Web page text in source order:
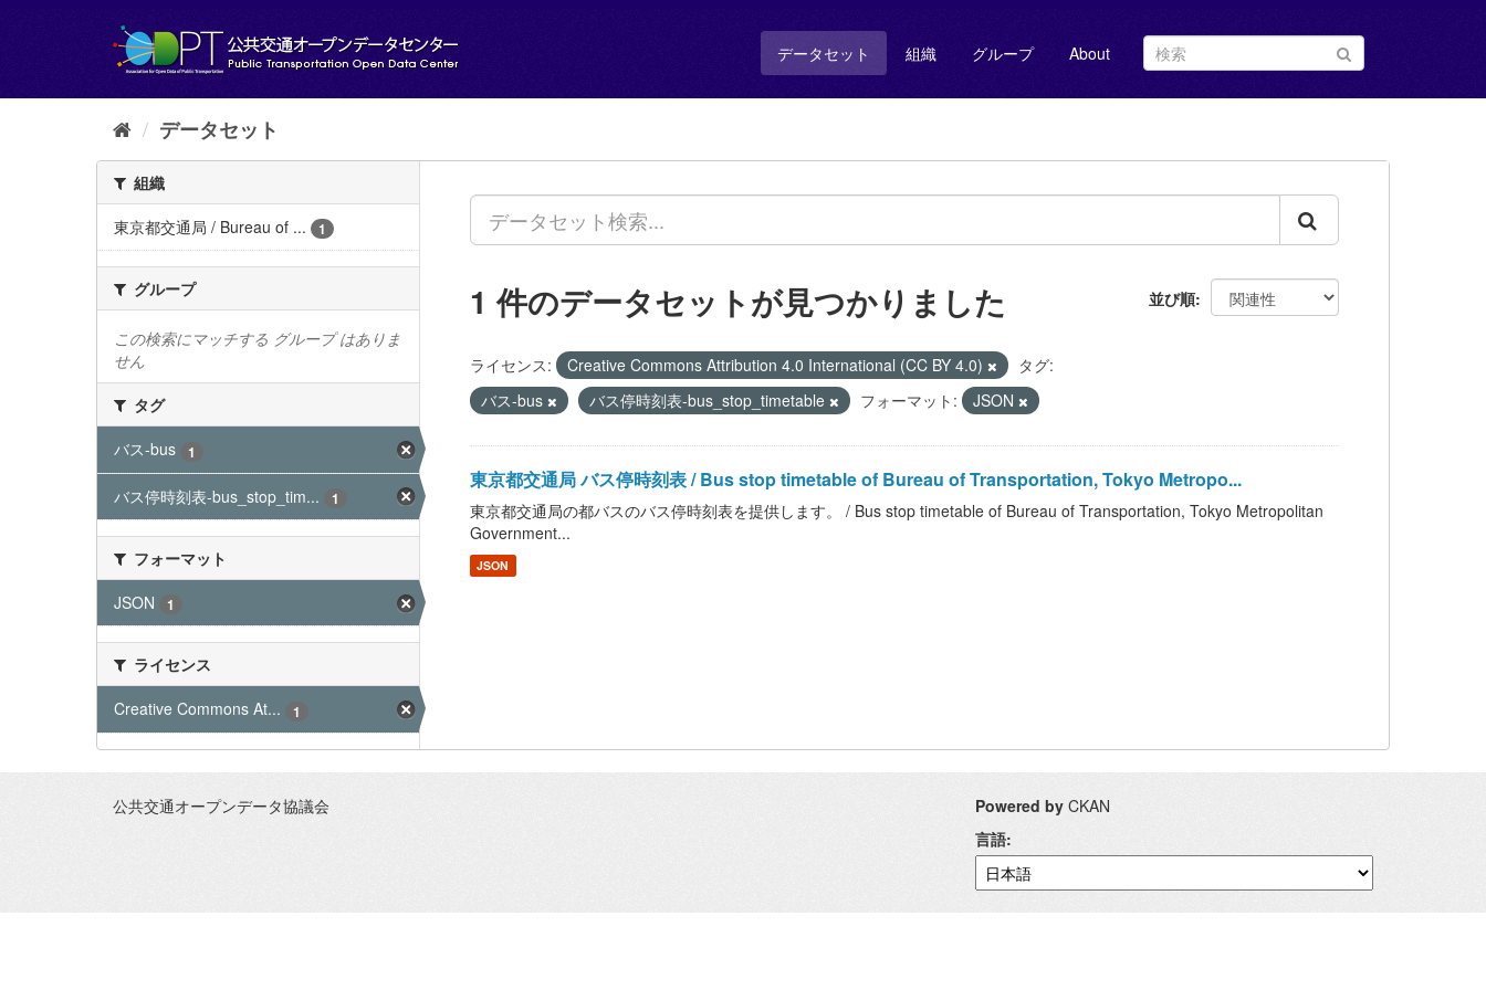
し
データセット 組織 グループ About
データセット
組織
東京都交通局 / Bureau of ...
1
グループ
この検索にマッチする グループ はありま
せん
タグ
バス-bus
1
バス停時刻表-bus_stop_tim... 1
フォーマット
JSON
1
ライセンス
Creative Commons At...
1
並び順
1 件のデータセットが見つかりました
ライセンス: Creative Commons Attribution 4.0 International (CC BY 4.0)
タグ:
バス-bus
バス停時刻表-bus_stop_timetable フォーマット: JSON
東京都交通局 バス停時刻表 / Bus stop timetable of Bureau of Transportation, Tokyo Metropo...
東京都交通局の都バスのバス停時刻表を提供します。 / Bus stop timetable of Bureau of Transportation, Tokyo Metropolitan
Government...
JSON
公共交通オープンデータ協議会 Powered by CKAN
言語